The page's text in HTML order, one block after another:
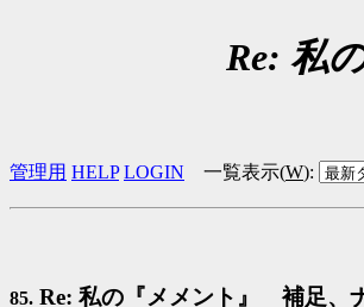
Re: 私
管理用 HELP LOGIN 一覧表示(W):
85. Re: 私の『メメント』 補足、